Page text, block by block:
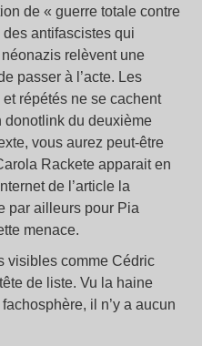
de « guerre totale contre
des antifascistes qui
relèvent une
passer à l’acte. Les
répétés ne se cachent
donotlink du deuxième
vous aurez peut-être
Rackete apparait en
de l’article la
par ailleurs pour Pia
menace.
visibles comme Cédric
de liste. Vu la haine
il n’y a aucun